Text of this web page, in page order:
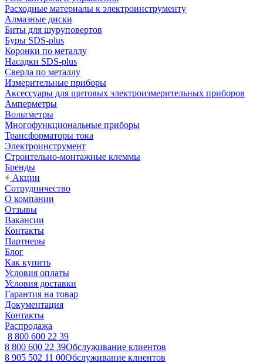
Расходные материалы к электроинструменту
Алмазные диски
Биты для шуруповертов
Буры SDS-plus
Коронки по металлу
Насадки SDS-plus
Сверла по металлу
Измерительные приборы
Аксессуары для щитовых электроизмерительных приборов
Амперметры
Вольтметры
Многофункциональные приборы
Трансформаторы тока
Электроинструмент
Строительно-монтажные клеммы
Бренды
Акции
Сотрудничество
О компании
Отзывы
Вакансии
Контакты
Партнеры
Блог
Как купить
Условия оплаты
Условия доставки
Гарантия на товар
Документация
Контакты
Распродажа
8 800 600 22 39
8 800 600 22 39Обслуживание клиентов
8 905 502 11 00Обслуживание клиентов